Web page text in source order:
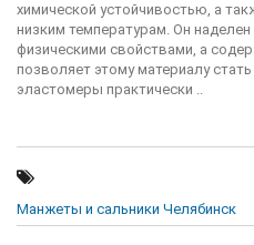
химической устойчивостью, а
низким температурам. Он
физическими свойствами, а
позволяет этому материалу
эластомеры практически ..
Манжеты и сальники Челябинск